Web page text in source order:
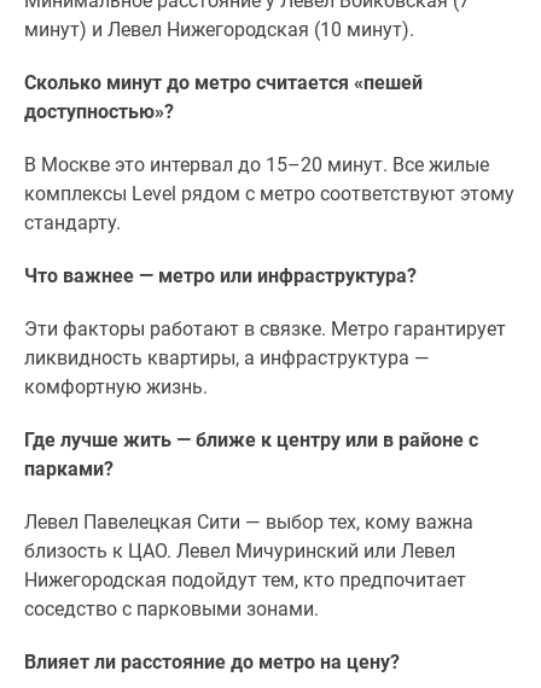
минут) и Левел Нижегородская (10 минут).
Сколько минут до метро считается «пешей
доступностью»?
В Москве это интервал до 15–20 минут. Все жилые
комплексы Level рядом с метро соответствуют этому
стандарту.
Что важнее — метро или инфраструктура?
Эти факторы работают в связке. Метро гарантирует
ликвидность квартиры, а инфраструктура —
комфортную жизнь.
Где лучше жить — ближе к центру или в районе с
парками?
Левел Павелецкая Сити — выбор тех, кому важна
близость к ЦАО. Левел Мичуринский или Левел
Нижегородская подойдут тем, кто предпочитает
соседство с парковыми зонами.
Влияет ли расстояние до метро на цену?